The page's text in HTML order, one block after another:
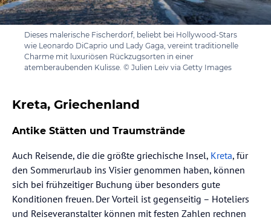
Dieses malerische Fischerdorf, beliebt bei Hollywood-Stars
wie Leonardo DiCaprio und Lady Gaga, vereint traditionelle
Charme mit luxuriösen Rückzugsorten in einer
atemberaubenden Kulisse. © Julien Leiv via Getty Images
Kreta, Griechenland
Antike Stätten und Traumstrände
Auch Reisende, die die größte griechische Insel, Kreta, für
den Sommerurlaub ins Visier genommen haben, können
sich bei frühzeitiger Buchung über besonders gute
Konditionen freuen. Der Vorteil ist gegenseitig – Hoteliers
und Reiseveranstalter können mit festen Zahlen rechnen